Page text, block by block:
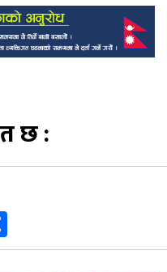
छ :